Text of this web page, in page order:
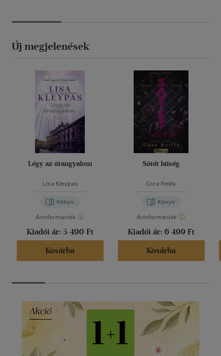
Új megjelenések
Légy az őrangyalom
Lisa Kleypas
Könyv
Árinformációk
Kiadói ár: 5 490 Ft
Kosárba
Sötét hűség
Cora Reilly
Könyv
Árinformációk
Kiadói ár: 6 499 Ft
Kosárba